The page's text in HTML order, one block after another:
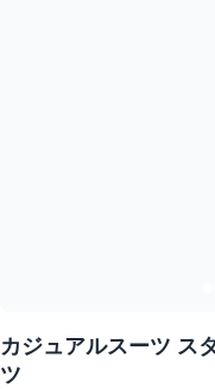
カジュアルスーツ ス
ツ